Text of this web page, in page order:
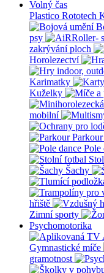
Volný čas
Plastico Rototech
psy
zakrývání ploch
Horolezectví
Karimatky
Kuželky
mobilní
Parkour
Pole
Šachy
hřiště
Zimní sporty
Psychomotorika
Gymnastické míče
gramotnost